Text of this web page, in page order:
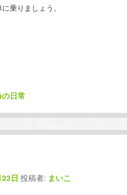
乗りましょう。
日常
日 投稿者: まいこ